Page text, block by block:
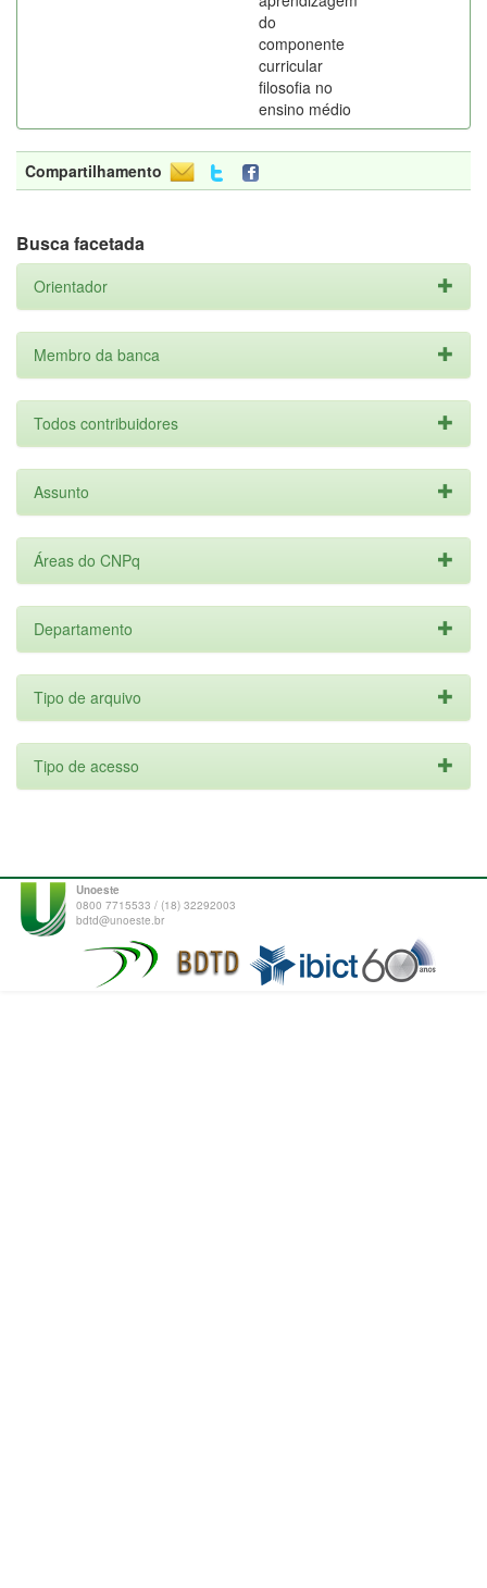
do
componente
curricular
filosofia no
ensino médio
Compartilhamento
Busca facetada
Orientador
Membro da banca
Todos contribuidores
Assunto
Áreas do CNPq
Departamento
Tipo de arquivo
Tipo de acesso
Unoeste
0800 7715533 / (18) 32292003
bdtd@unoeste.br